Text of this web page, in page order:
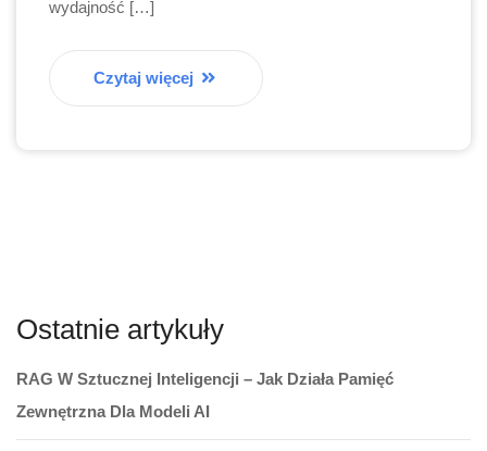
wydajność […]
Czytaj więcej
Ostatnie artykuły
RAG W Sztucznej Inteligencji – Jak Działa Pamięć
Zewnętrzna Dla Modeli AI